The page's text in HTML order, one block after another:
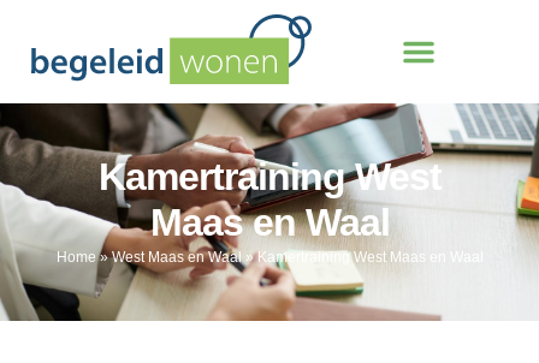
Kamertraining West
Maas en Waal
Home»West Maas en Waal»Kamertraining West Maas en Waal